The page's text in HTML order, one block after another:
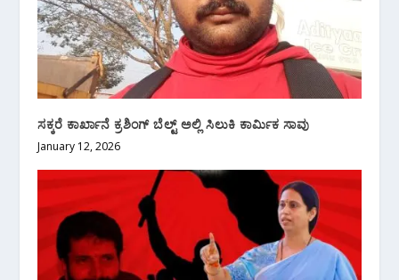
ಸಕ್ಕರೆ ಕಾರ್ಖಾನೆ ಕ್ರಶಿಂಗ್ ಬೆಲ್ಟ್ ಅಲ್ಲಿ ಸಿಲುಕಿ ಕಾರ್ಮಿಕ ಸಾವು
January 12, 2026